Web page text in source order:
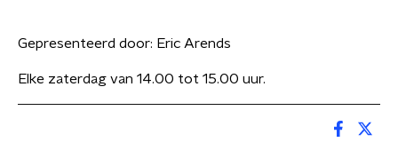
Gepresenteerd door: Eric Arends
Elke zaterdag van 14.00 tot 15.00 uur.